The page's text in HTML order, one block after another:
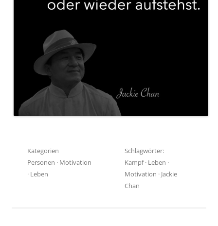
Kategorien
Personen · Motivation
· Leben
Schlagwörter:
Kampf· Leben ·
Motivation · Jackie
Chan